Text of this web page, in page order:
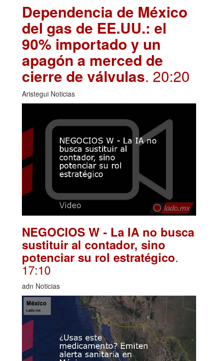
Dependencia de México
del gas de EE.UU.: el
90% importado y un
apagón a merced de
cierre de válvulas. 20:20
Aristegui Noticias
NEGOCIOS W - La IA no busca
sustituir al contador, sino
potenciar su rol estratégico.
17:10
adn Noticias